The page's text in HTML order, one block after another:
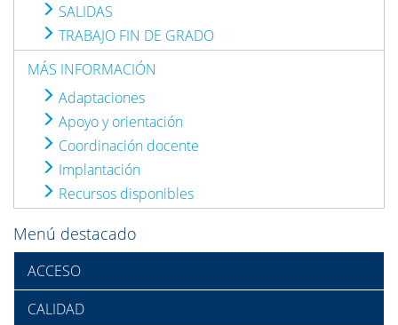
SALIDAS
TRABAJO FIN DE GRADO
MÁS INFORMACIÓN
Adaptaciones
Apoyo y orientación
Coordinación docente
Implantación
Recursos disponibles
Menú destacado
ACCESO
CALIDAD